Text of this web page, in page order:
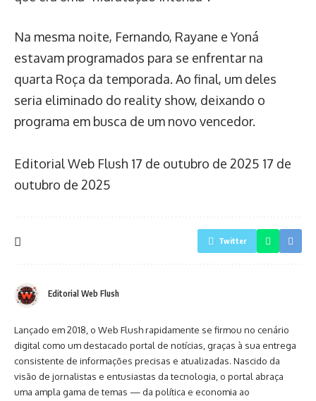
Na mesma noite, Fernando, Rayane e Yoná
estavam programados para se enfrentar na
quarta Roça da temporada. Ao final, um deles
seria eliminado do reality show, deixando o
programa em busca de um novo vencedor.
Editorial Web Flush 17 de outubro de 2025 17 de
outubro de 2025
Twitter
Editorial Web Flush
Lançado em 2018, o Web Flush rapidamente se firmou no cenário
digital como um destacado portal de notícias, graças à sua entrega
consistente de informações precisas e atualizadas. Nascido da
visão de jornalistas e entusiastas da tecnologia, o portal abraça
uma ampla gama de temas — da política e economia ao